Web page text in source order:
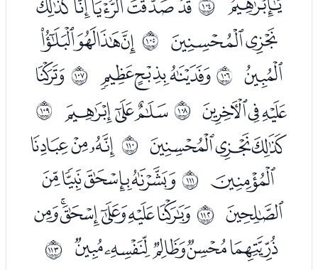
ﭠﭡ ﱨﭣﭤﭥﭦ
ﭧ ﱩﭩﭪﭫ ﱪﭭ
ﭮﭯﭰ ﱫﭲﭳﭴ ﱬ
ﭶﭷﭸ ﱭﭺﭻﭼ
ﭽ ﱮﭿﮀﮁﮂ
ﮃ ﱯﮅﮆﮇﮈﮉﮊ
ﮋﮌﮍﮎﮏ ﱰ